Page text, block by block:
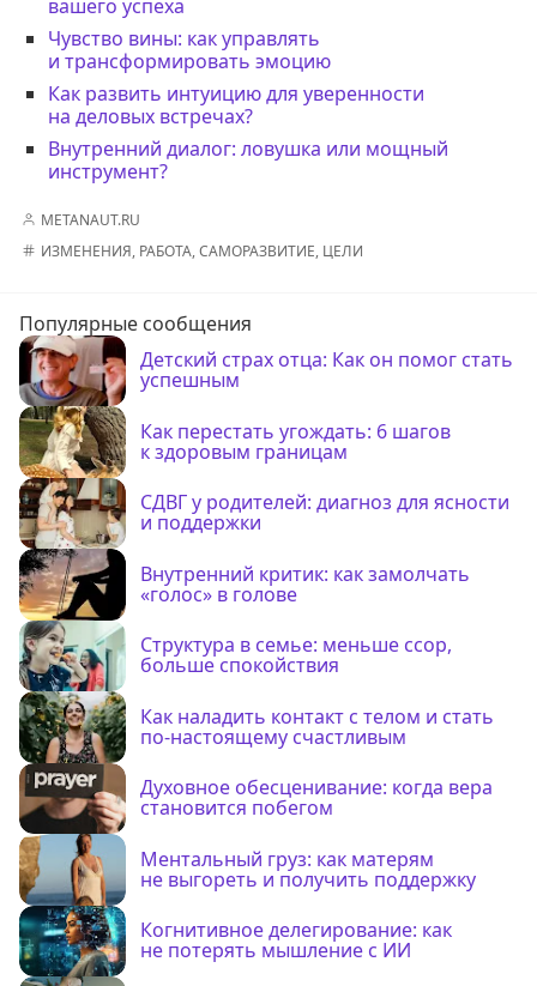
вашего успеха
Чувство вины: как управлять
и трансформировать эмоцию
Как развить интуицию для уверенности
на деловых встречах?
Внутренний диалог: ловушка или мощный
инструмент?
METANAUT.RU
ИЗМЕНЕНИЯ, РАБОТА,САМОРАЗВИТИЕ, ЦЕЛИ
Популярные сообщения
Детский страх отца: Как он помог стать
успешным
Как перестать угождать: 6 шагов
к здоровым границам
СДВГ у родителей: диагноз для ясности
и поддержки
Внутренний критик: как замолчать
«голос» в голове
Структура в семье: меньше ссор,
больше спокойствия
Как наладить контакт с телом и стать
по-настоящему счастливым
Духовное обесценивание: когда вера
становится побегом
Ментальный груз: как матерям
не выгореть и получить поддержку
Когнитивное делегирование: как
не потерять мышление с ИИ